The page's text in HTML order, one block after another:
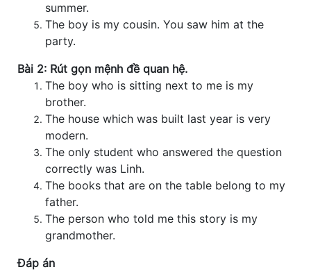
summer.
The boy is my cousin. You saw him at the
party.
Bài 2: Rút gọn mệnh đề quan hệ.
The boy who is sitting next to me is my
brother.
The house which was built last year is very
modern.
The only student who answered the question
correctly was Linh.
The books that are on the table belong to my
father.
The person who told me this story is my
grandmother.
Đáp án